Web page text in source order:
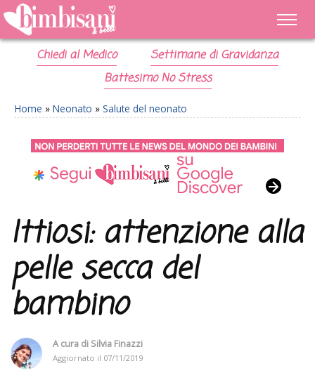
Chiedi al Medico
Settimane di Gravidanza
Battesimo No Stress
Home » Neonato » Salute del neonato
Ittiosi: attenzione alla
pelle secca del
bambino
A cura di Silvia Finazzi
Aggiornato il 07/11/2019